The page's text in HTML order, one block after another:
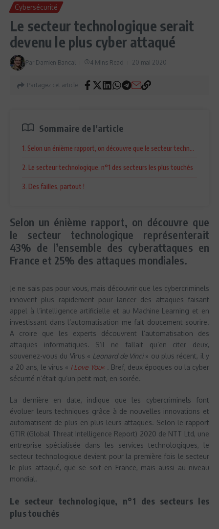
Cybersécurité
Le secteur technologique serait
devenu le plus cyber attaqué
Par Damien Bancal 4 Mins Read 20 mai 2020
Partagez cet article
Sommaire de l'article
1. Selon un énième rapport, on découvre que le secteur
2. Le secteur technologique, n°1 des secteurs les plus touchés
3. Des failles, partout !
Selon un énième rapport, on découvre que
le secteur technologique représenterait
43% de l’ensemble des cyberattaques en
France et 25% des attaques mondiales.
Je ne sais pas pour vous, mais découvrir que les cybercriminels
innovent plus rapidement pour lancer des attaques faisant
appel à l’intelligence artificielle et au Machine Learning et en
investissant dans l’automatisation me fait doucement sourire.
A croire que les experts découvrent l’automatisation des
attaques informatiques. S’il ne fallait qu’en citer deux,
souvenez-vous du Virus « Leonard de Vinci» ou plus récent, il y
a 20 ans, le virus « I Love You« . Bref, deux époques ou la cyber
sécurité n’était qu’un petit mot, en soirée.
La dernière en date, indique que les cybercriminels font
évoluer leurs techniques grâce à de nouvelles innovations et
automatisent de plus en plus leurs attaques. Selon le rapport
GTIR (Global Threat Intelligence Report) 2020 de NTT Ltd, une
entreprise spécialisée dans les services technologiques, le
secteur technologique devient pour la première fois le secteur
le plus attaqué, que se soit en France, mais aussi au niveau
mondial.
Le secteur technologique, n°1 des secteurs les
plus touchés